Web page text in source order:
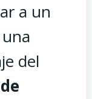
a un
del